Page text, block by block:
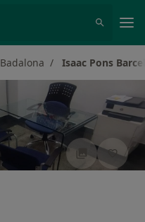
Badalona Isaac Pons